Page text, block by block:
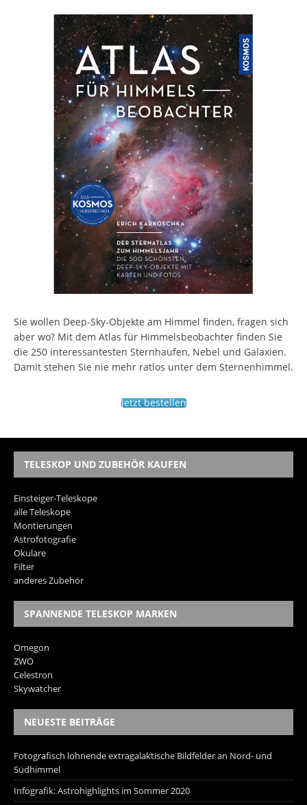
Sie wollen Deep-Sky-Objekte am Himmel finden, fragen sich
aber wo? Mit dem Atlas für Himmelsbeobachter finden Sie
die 250 interessantesten Sternhaufen, Nebel und Galaxien.
Damit stehen Sie nie mehr ratlos unter dem Sternenhimmel.
Jetzt bestellen
TELESKOP UND ZUBEHÖR KAUFEN
Einsteiger-Teleskope
alle Teleskope
Montierungen
Astrofotografie
Okulare
Filter
anderes Zubehör
SPANNENDE TELESKOP MARKEN
Omegon
ZWO
Celestron
Skywatcher
NEUESTE BEITRÄGE
Fotografisch lohnende extragalaktische Bildfelder an Nord- und
Südhimmel
Infografik: Astrohighlights im Sommer 2020